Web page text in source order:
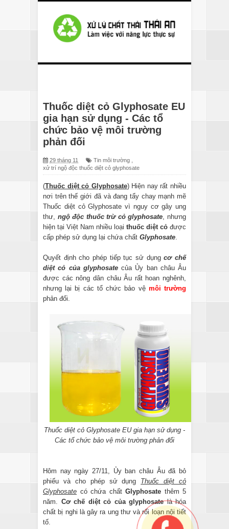
Thuốc diệt cỏ Glyphosate EU
gia hạn sử dụng - Các tổ
chức bảo vệ môi trường
phản đối
29 tháng 11 Tin môi trường
xử trí ngộ độc thuốc diệt cỏ glyphosate
(Thuốc diệt cỏ Glyphosate) Hiện nay rất nhiều
nơi trên thế giới đã và đang tẩy chay mạnh mẽ
Thuốc diệt cỏ Glyphosate vì nguy cơ gây ung
thư, ngộ độc thuốc trừ cỏ glyphosate, nhưng
hiện tại Việt Nam nhiều loại thuốc diệt cỏ được
cấp phép sử dụng lại chứa chất Glyphosate.
Quyết định cho phép tiếp tục sử dụngcơ chế
diệt cỏ của glyphosatecủa Ủy ban châu Âu
được các nông dân châu Âu rất hoan nghênh,
nhưng lại bị các tổ chức bảo vệ môi trường
phản đối.
Thuốc diệt cỏ Glyphosate EU gia hạn sử dụng -
Các tổ chức bảo vệ môi trường phản đối
Hôm nay ngày 27/11, Ủy ban châu Âu đã bỏ
phiếu và cho phép sử dụng Thuốc diệt cỏ
Glyphosate có chứa chất Glyphosate thêm 5
năm. Cơ chế diệt cỏ của glyphosatelà hóa
chất bị nghi là gây ra ung thư và rối loạn nội tiết
tố.